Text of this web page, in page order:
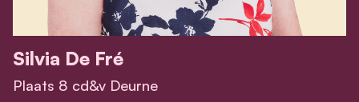
Silvia De Fré
Plaats 8 cd&v Deurne